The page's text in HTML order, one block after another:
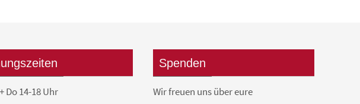
Do 14-18 Uhr
Spenden
Wir freuen uns über eure